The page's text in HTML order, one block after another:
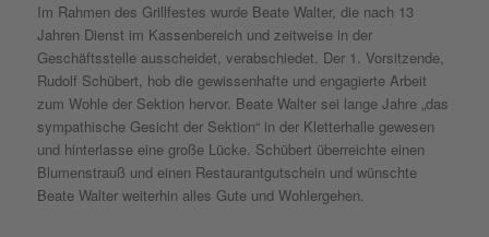
Im Rahmen des Grillfestes wurde Beate Walter, die nach 13
Jahren Dienst im Kassenbereich und zeitweise in der
Geschäftsstelle ausscheidet, verabschiedet. Der 1. Vorsitzende,
Rudolf Schübert, hob die gewissenhafte und engagierte Arbeit
zum Wohle der Sektion hervor. Beate Walter sei lange Jahre „das
sympathische Gesicht der Sektion“ in der Kletterhalle gewesen
und hinterlasse eine große Lücke. Schübert überreichte einen
Blumenstrauß und einen Restaurantgutschein und wünschte
Beate Walter weiterhin alles Gute und Wohlergehen.